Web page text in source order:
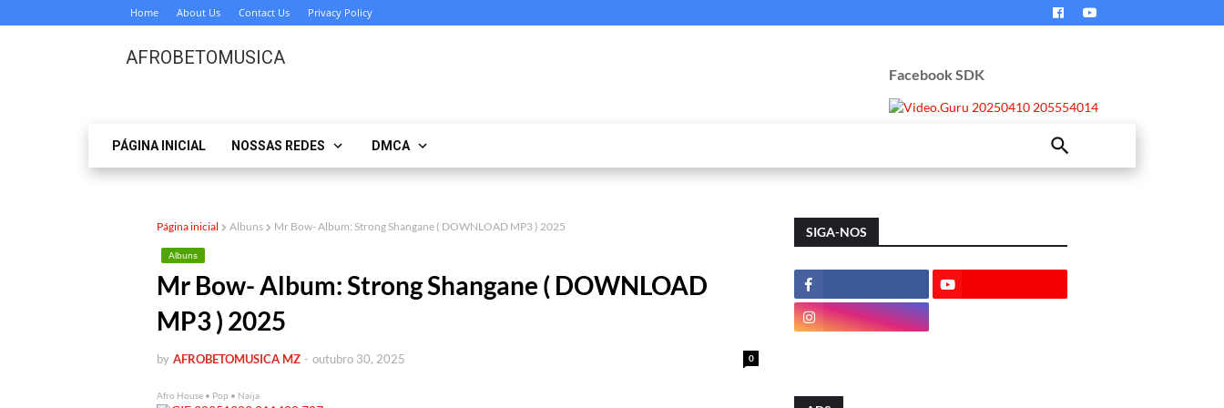
Home About Us Contact Us Privacy Policy
AFROBETOMUSICA
Facebook SDK
PÁGINA INICIAL NOSSAS REDES DMCA
Página inicial Albuns Mr Bow- Album: Strong Shangane ( DOWNLOAD MP3 ) 2025
Albuns
Mr Bow- Album: Strong Shangane ( DOWNLOAD
MP3 ) 2025
by AFROBETOMUSICA MZ 0
- outubro 30, 2025
Afro House • Pop • Naija
SIGA-NOS